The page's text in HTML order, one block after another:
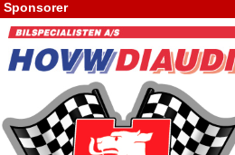
Sponsorer